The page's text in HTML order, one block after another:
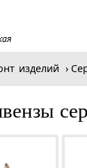
изделий